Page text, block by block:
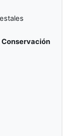
Conservación